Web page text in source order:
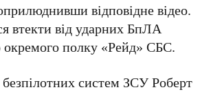
відповідне відео.
втекти від ударних БпЛА
окремого полку «Рейд» СБС.
безпілотних систем ЗСУРоберт